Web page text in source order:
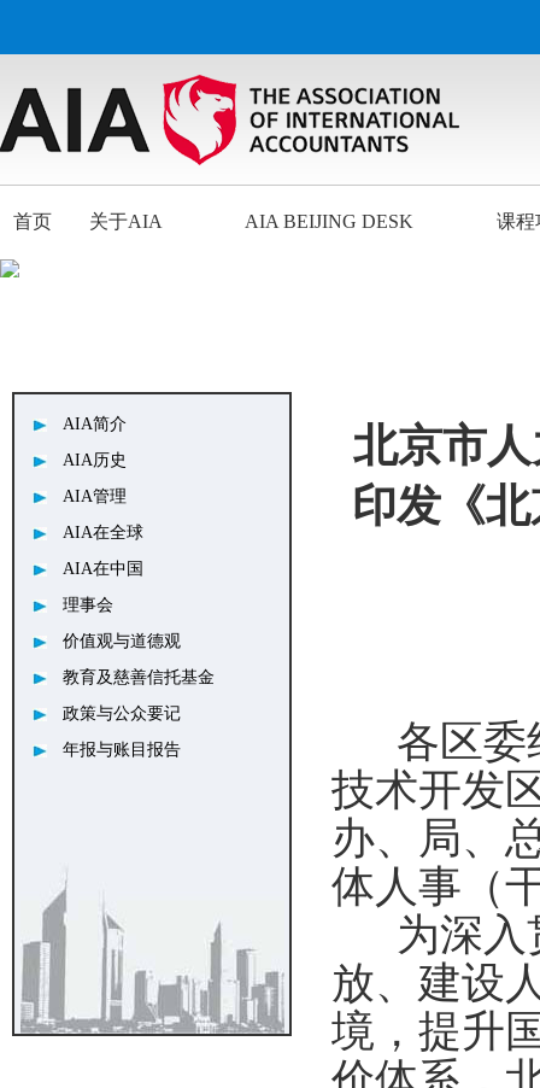
首页 关于AIA AIA BEIJING DESK 课程
AIA简介
AIA历史
AIA管理
AIA在全球
AIA在中国
理事会
价值观与道德观
教育及慈善信托基金
政策与公众要记
年报与账目报告
北京市
印发《
各区委
技术开发
办、局、
体人事（
为深入
放、建设
境，提升